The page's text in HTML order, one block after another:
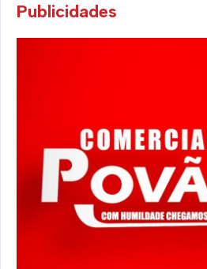
Publicidades